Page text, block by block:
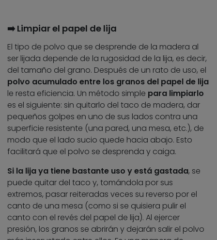
➡️ Limpiar el papel de lija
El tipo de polvo que se desprende de la madera al
ser lijada depende de la rugosidad de la lija, es decir,
del tamaño del grano. Después de un rato de uso, el
polvo acumulado entre los granos del papel de lija
le resta eficiencia. Un método simple para limpiarlo
es el siguiente: sin quitarlo del taco de madera, dar
pequeños golpes en uno de sus lados contra una
superficie resistente (una pared, una mesa, etc.), de
modo que el lado sucio quede hacia abajo. Esto
facilitará que el polvo se desprenda y caiga.
Si la lija ya tiene bastante uso y está gastada, se
puede quitar del taco y, tomándola por sus
extremos, pasar reiteradas veces su reverso por el
canto de una mesa (como si se quisiera pulir el
canto con el revés del papel de lija). Al ejercer
presión, los granos se abrirán y dejarán salir el polvo